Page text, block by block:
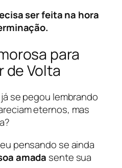
ser feita na hora
para
de Volta
se pegou lembrando
eternos, mas
pensando se ainda
amada sente sua